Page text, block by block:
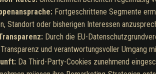
Fortgeschrittene Segmente
Standort oder bisherigen Interessen
Durch die EU-
und verantwortungsvoller Umgang
Da Third-Party-Cookies zunehmend